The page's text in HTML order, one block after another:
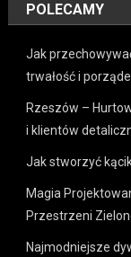
POLECAMY
Jak
trwałość i
Rzeszów –
i klientów
Jak stworzyć
Magia
Przestrzeni
Najmodniejsze